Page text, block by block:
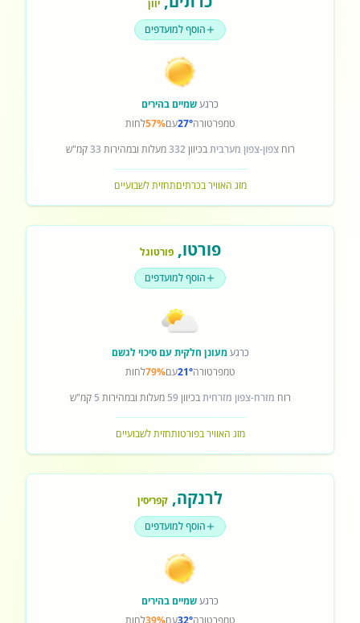
יוון
הוסף למועדפים
כרגעשמיים בהירים
טמפרטורה27°עם57%לחות
רוחצפון-צפון מערביתבכיוון332מעלות ובמהירות 33קמ"ש
מזג האוויר בכרתיםתחזית לשבועיים
פורטו,פורטוגל
הוסף למועדפים
כרגעמעונן חלקית עם סיכוי לגשם
טמפרטורה21°עם79%לחות
רוח מזרח-צפון מזרחיתבכיוון59 מעלות ובמהירות 5 קמ"ש
מזג האוויר בפורטותחזית לשבועיים
לרנקה, קפריסין
הוסף למועדפים
כרגעשמיים בהירים
טמפרטורה32°עם39%לחות